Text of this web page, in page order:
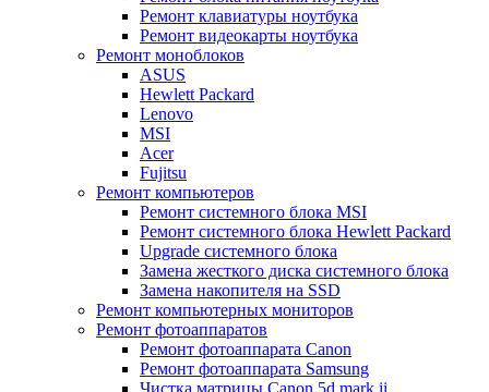
Ремонт клавиатуры ноутбука
Ремонт видеокарты ноутбука
Ремонт моноблоков
ASUS
Hewlett Packard
Lenovo
MSI
Acer
Fujitsu
Ремонт компьютеров
Ремонт системного блока MSI
Ремонт системного блока Hewlett Packard
Upgrade системного блока
Замена жесткого диска системного блока
Замена накопителя на SSD
Ремонт компьютерных мониторов
Ремонт фотоаппаратов
Ремонт фотоаппарата Canon
Ремонт фотоаппарата Samsung
Чистка матрицы Canon 5d mark ii